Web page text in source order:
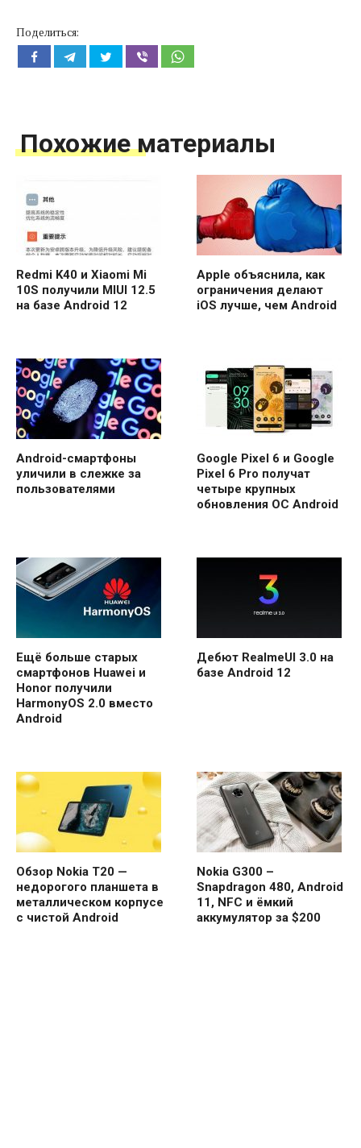
Поделиться:
Похожие материалы
Redmi K40 и Xiaomi Mi
10S получили MIUI 12.5
на базе Android 12
Apple объяснила, как
ограничения делают
iOS лучше, чем Android
Android-смартфоны
уличили в слежке за
пользователями
Google Pixel 6 и Google
Pixel 6 Pro получат
четыре крупных
обновления ОС Android
Ещё больше старых
смартфонов Huawei и
Honor получили
HarmonyOS 2.0 вместо
Android
Дебют RealmeUI 3.0 на
базе Android 12
Обзор Nokia T20 —
недорогого планшета в
металлическом корпусе
с чистой Android
Nokia G300 –
Snapdragon 480, Android
11, NFC и ёмкий
аккумулятор за $200